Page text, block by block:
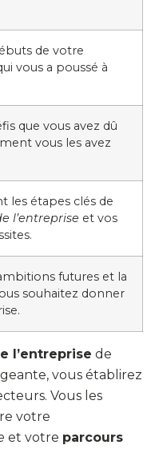
de votre
vous a poussé à
que vous avez dû
vous les avez
les étapes clés de
l’entreprise et vos
futures et la
souhaitez donner
l’entreprise de
vous établirez
Vous les
votre
et votre parcours